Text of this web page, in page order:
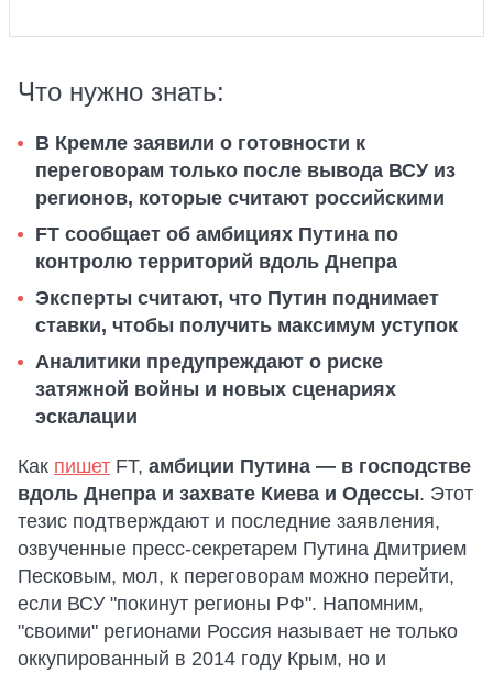
Что нужно знать:
В Кремле заявили о готовности к
переговорам только после вывода ВСУ из
регионов, которые считают российскими
FT сообщает об амбициях Путина по
контролю территорий вдоль Днепра
Эксперты считают, что Путин поднимает
ставки, чтобы получить максимум уступок
Аналитики предупреждают о риске
затяжной войны и новых сценариях
эскалации
Как пишет FT, амбиции Путина — в господстве
вдоль Днепра и захвате Киева и Одессы. Этот
тезис подтверждают и последние заявления,
озвученные пресс-секретарем Путина Дмитрием
Песковым, мол, к переговорам можно перейти,
если ВСУ "покинут регионы РФ". Напомним,
"своими" регионами Россия называет не только
оккупированный в 2014 году Крым, но и